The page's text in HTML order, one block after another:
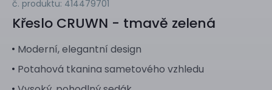
č. produktu: 414479701
Křeslo CRUWN - tmavě zelená
Moderní, elegantní design
Potahová tkanina sametového vzhledu